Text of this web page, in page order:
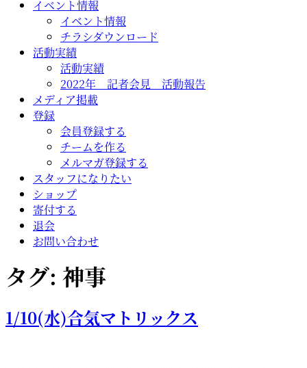
イベント情報
イベント情報
チラシダウンロード
活動実績
活動実績
2022年 記者会見 活動報告
メディア掲載
登録
会員登録する
チームを作る
メルマガ登録する
スタッフになりたい
ショップ
寄付する
退会
お問い合わせ
タグ: 神事
1/10(水)合気マトリックス